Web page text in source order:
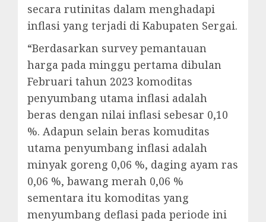
secara rutinitas dalam menghadapi
inflasi yang terjadi di Kabupaten Sergai.
“Berdasarkan survey pemantauan
harga pada minggu pertama dibulan
Februari tahun 2023 komoditas
penyumbang utama inflasi adalah
beras dengan nilai inflasi sebesar 0,10
%. Adapun selain beras komuditas
utama penyumbang inflasi adalah
minyak goreng 0,06 %, daging ayam ras
0,06 %, bawang merah 0,06 %
sementara itu komoditas yang
menyumbang deflasi pada periode ini